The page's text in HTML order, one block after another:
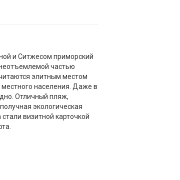
и Ситжесом приморский
частью
элитным местом
местного населения. Даже в
Отличный пляж,
экологическая
визитной карточкой